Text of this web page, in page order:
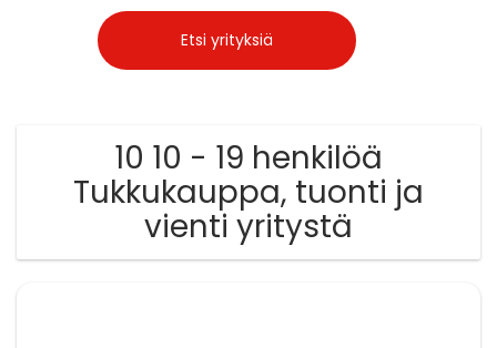
10 10 - 19 henkilöä
Tukkukauppa, tuonti ja
vienti yritystä